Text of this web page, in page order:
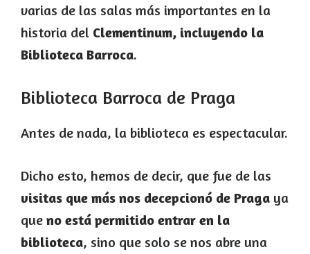
varias de las salas más importantes en la
historia del Clementinum, incluyendo la
Biblioteca Barroca.
Biblioteca Barroca de Praga
Antes de nada, la biblioteca es espectacular.
Dicho esto, hemos de decir, que fue de las
visitas que más nos decepcionó de Praga ya
que no está permitido entrar en la
biblioteca, sino que solo se nos abre una